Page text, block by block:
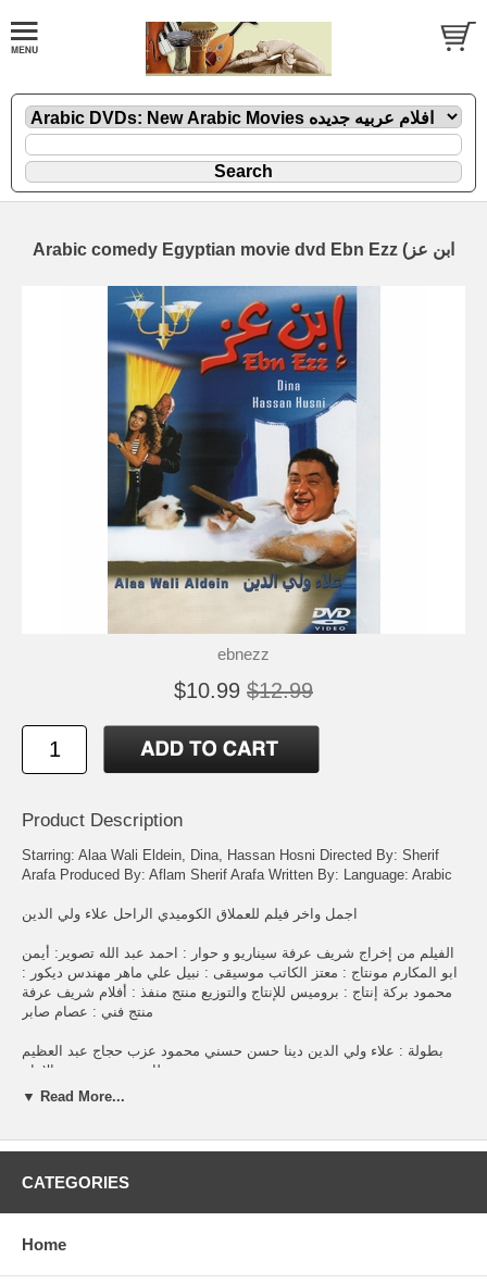
Arabic comedy Egyptian movie dvd Ebn Ezz (ابن عز
ebnezz
$10.99 $12.99
Product Description
Starring: Alaa Wali Eldein, Dina, Hassan Hosni Directed By: Sherif
Arafa Produced By: Aflam Sherif Arafa Written By: Language: Arabic
اجمل واخر فيلم للعملاق الكوميدي الراحل علاء ولي الدين
الفيلم من إخراج شريف عرفة سيناريو و حوار : احمد عبد الله تصوير: أيمن
ابو المكارم مونتاج : معتز الكاتب موسيقى : نبيل علي ماهر مهندس ديكور :
محمود بركة إنتاج : بروميس للإنتاج والتوزيع منتج منفذ : أفلام شريف عرفة
منتج فني : عصام صابر
بطولة : علاء ولي الدين دينا حسن حسني محمود عزب حجاج عبد العظيم
طاهر محمد حسين الإمام
▼ Read More...
CATEGORIES
Home